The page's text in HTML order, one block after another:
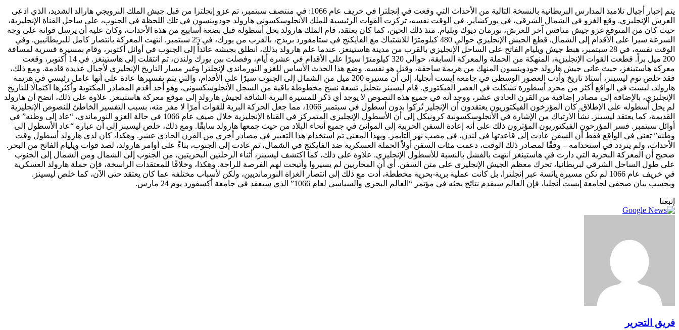
يتم إخبار أجيال تلاميذ المدارس البريطانية بالنسخة التالية من الأحداث التي وقعت في إنجلترا في خريف عام 1066: في منتصف سبتمبر، تم غزو إنجلترا من قبل جيش الملك النرويجي هارالد الشديد، الذي ادعى
العرش الإنجليزي. وقع الغزو في الشمال الشرقي، في يوركشاير. في الوقت نفسه، تركزت القوات الرئيسية للملك الأنجلوسكسوني هارولد جودوينسون في تلك اللحظة في الجنوب، على ساحل القناة الإنجليزية،
حيث كان من المتوقع غزو جيش منافس آخر للعرش، نورمان ديوك ويليام. منذ ذلك الحين، كما كان يعتقد، قام الملك هارولد بحل أسطوله قبل بضعة أسابيع من هذه الأحداث، وكان عليه أن يرسل قواته على وجه
السرعة سيرا على الأقدام إلى الشمال. قطع الجيش الإنجليزي حوالي 480 كيلومترًا للاشتباك مع الفايكنج في ستامفورد بريدج، بالقرب من يورك، في 25 سبتمبر. انتهت المعركة بانتصار كامل للبريطانيين. وفي
الوقت نفسه، في 28 سبتمبر، هبط جيش ويليام الفاتح على الساحل الإنجليزي بالقرب من مدينة هاستينغز. عندما علم هارولد بذلك، انطلق بجيشه عائداً إلى الجنوب في أوائل أكتوبر، وقام بمسيرة قسرية لمسافة
200 ميل براً. قطعت القوات الإنجليزية، المنهكة من الحملة والمعركة السابقة، حوالي 320 كيلومترًا سيرًا على الأقدام في عشرة أيام، وفصلت بين يورك ولندن، ثم انتقلت إلى هاستينغز. في 14 أكتوبر، وقعت
معركة هاستينغز، حيث عانى جيش هارولد جودوينسون المنهك من هزيمة ساحقة، وقتل هو نفسه. وضع هذا الحدث الأساس للغزو النورماندي لإنجلترا وغير مسار التاريخ الإنجليزي لأجيال عديدة قادمة. ومع ذلك،
فقد خلص توم ليسينز، أستاذ تاريخ وأدب العصور الوسطى في جامعة إيست أنجليا، إلى أن مسيرة 200 ميل من الشمال إلى الجنوب سيرًا على الأقدام، والتي يتم تفسيرها عادة على أنها عامل رئيسي في هزيمة
هارولد، ليست في الواقع أكثر من مجرد أسطورة تشكلت في العصر الفيكتوري. قام ليسينز بتحليل تسعة نسخ مخطوطة باقية من السجل الأنجلوسكسوني، وهو أحد أقدم المصادر المكتوبة وأكثرها اكتمالًا للتاريخ
الإنجليزي، بالإضافة إلى مصادر إضافية من القرن الحادي عشر، ووجد أنه في جميع هذه النصوص لا يوجد أي ذكر للمسيرة البرية الشاقة لجيش هارولد إلى موقع معركة هاستينغز. علاوة على ذلك، اتضح أن هارولد
لم يحل أسطوله على الإطلاق. كان المؤرخون الفيكتوريون يعتقدون أن الإنجليز تُركوا بدون أسطول في سبتمبر 1066، مما جعل الحركة البرية للقوات أمرًا لا مفر منه، بسبب التفسير الخاطئ للنصوص الإنجليزية
القديمة، كما يعتقد ليسينز. نشأ الارتباك من الإشارة في الأنجلوسكسونية كرونيكل إلى أن الأسطول الإنجليزي المتمركز في القناة الإنجليزية خلال صيف عام 1066 في حالة الغزو النورماندي، “عاد إلى وطنه” في
أوائل سبتمبر. فسر المؤرخون الفيكتوريون المؤثرون ذلك على أنه إعادة السفن الحربية إلى الموانئ في جميع أنحاء البلاد من حيث جمعها هارولد سابقًا. ومع ذلك، خلص ليسينز إلى أن عبارة “عاد الأسطول إلى
وطنه” تعني في الواقع فقط أن السفن عادت إلى قاعدتها في لندن، في مصب نهر التايمز. وبهذا المعنى تم استخدام هذا التعبير في مصادر أخرى من القرن الحادي عشر. وهكذا، كان لدى هارولد أسطول وقت
الأحداث، ولم يتردد في استخدامه – وفقًا لمصادر ذلك الوقت، دعمت مئات السفن أولاً الحملة العسكرية ضد الفايكنج في الشمال، ثم عادت إلى الجنوب، بناءً على أوامر هارولد، لصد قوات ويليام الفاتح من البحر.
صحيح أن المعركة البحرية التي دارت في هاستينغز انتهت بالفشل بالنسبة للأسطول الإنجليزي. علاوة على ذلك، كما اكتشف ليسينز، أثناء الرحلتين البحريتين، من الجنوب إلى الشمال ومن الشمال إلى الجنوب
على طول الساحل الشرقي لبريطانيا، تحرك معظم الجيش الإنجليزي على متن السفن. أي أن المحاربين لم يسيروا وأتيحت لهم الفرصة للراحة. وهكذا، وخلافًا للمعتقدات الراسخة، فإن حملة هارولد العسكرية
في خريف عام 1066 لم تكن مسيرة يائسة عبر إنجلترا، بل كانت عملية برية-بحرية مخططة، أدت مع ذلك إلى انتصار الغزاة النورمانديين، ولكن لأسباب مختلفة عما كان يعتقد حتى الآن، كما خلص ليسينز.
وبحسب بيان صحفي لجامعة إيست أنجليا، فإن العالم سيقدم نتائج بحثه في مؤتمر “العالم البحري والسياسي لعام 1066” الذي سيعقد في جامعة أكسفورد يوم 24 مارس.
إتبعنا
فريق التحرير